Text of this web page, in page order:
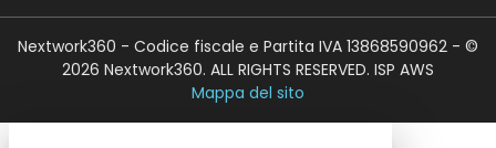
Nextwork360 - Codice fiscale e Partita IVA 13868590962 - ©
2026 Nextwork360. ALL RIGHTS RESERVED. ISP AWS
Mappa del sito